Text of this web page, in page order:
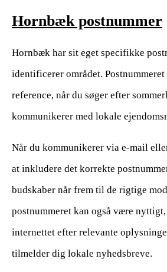
Hornbæk postnummer
Hornbæk har sit eget specifikke
identificerer området.
reference, når du søger efter
kommunikerer med lokale
Når du kommunikerer via e-mail
at inkludere det korrekte
budskaber når frem til de rigtige
postnummeret kan også være
internettet efter relevante
tilmelder dig lokale nyhedsbreve.